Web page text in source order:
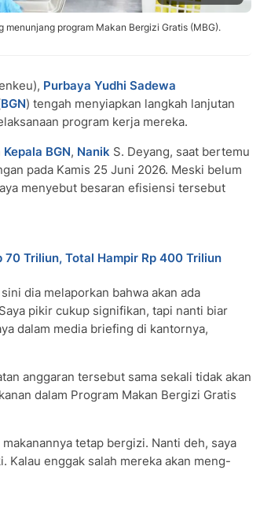
program Makan Bergizi Gratis (MBG).
Purbaya Yudhi Sadewa
BGN) tengah menyiapkan langkah lanjutan
program kerja mereka.
Kepala BGN, Nanik S. Deyang, saat bertemu
pada Kamis 25 Juni 2026. Meski belum
menyebut besaran efisiensi tersebut
70 Triliun, Total Hampir Rp 400 Triliun
dia melaporkan bahwa akan ada
pikir cukup signifikan, tapi nanti biar
dalam media briefing di kantornya,
anggaran tersebut sama sekali tidak akan
dalam Program Makan Bergizi Gratis
tetap bergizi. Nanti deh, saya
Kalau enggak salah mereka akan meng-